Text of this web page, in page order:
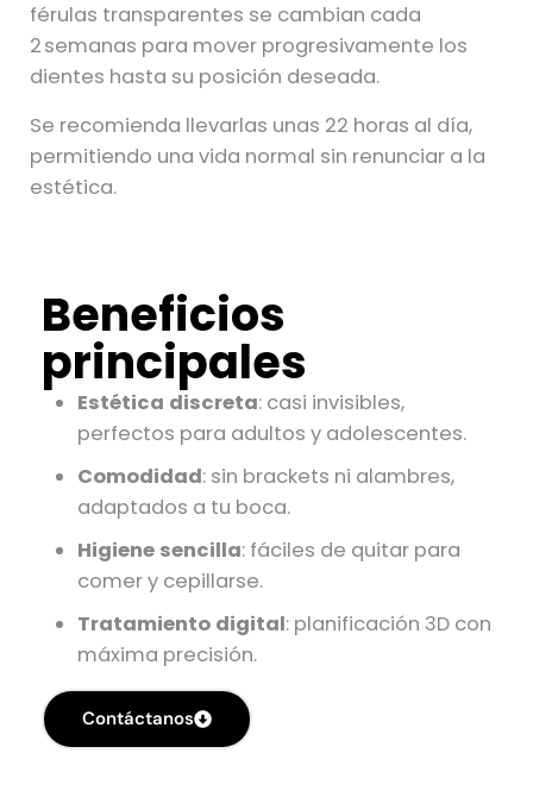
férulas transparentes se cambian cada
2 semanas para mover progresivamente los
dientes hasta su posición deseada.
Se recomienda llevarlas unas 22 horas al día,
permitiendo una vida normal sin renunciar a la
estética.
Beneficios
principales
Estética discreta: casi invisibles,
perfectos para adultos y adolescentes.
Comodidad: sin brackets ni alambres,
adaptados a tu boca.
Higiene sencilla: fáciles de quitar para
comer y cepillarse.
Tratamiento digital: planificación 3D con
máxima precisión.
Contáctanos